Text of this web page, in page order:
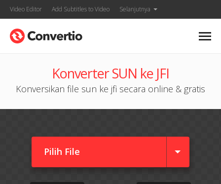
Video Editor Add Subtitles to Video Selanjutnya
Konverter SUN ke JFI
Konversikan file sun ke jfi secara online & gratis
Pilih File